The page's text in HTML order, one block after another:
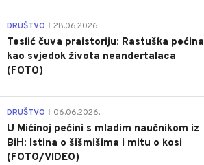
DRUŠTVO 28.06.2026.
Teslić čuva praistoriju: Rastuška pećina
kao svjedok života neandertalaca
(FOTO)
DRUŠTVO 06.06.2026.
U Mićinoj pećini s mladim naučnikom iz
BiH: Istina o šišmišima i mitu o kosi
(FOTO/VIDEO)